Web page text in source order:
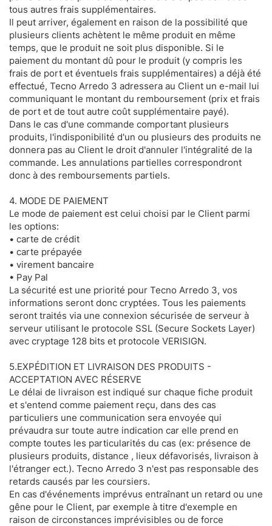
tous autres frais supplémentaires.
Il peut arriver, également en raison de la possibilité que
plusieurs clients achètent le même produit en même
temps, que le produit ne soit plus disponible. Si le
paiement du montant dû pour le produit (y compris les
frais de port et éventuels frais supplémentaires) a déjà été
effectué, Tecno Arredo 3 adressera au Client un e-mail lui
communiquant le montant du remboursement (prix et frais
de port et de tout autre coût supplémentaire payé).
Dans le cas d'une commande comportant plusieurs
produits, l'indisponibilité d'un ou plusieurs des produits ne
donnera pas au Client le droit d'annuler l'intégralité de la
commande. Les annulations partielles correspondront
donc à des remboursements partiels.
4. MODE DE PAIEMENT
Le mode de paiement est celui choisi par le Client parmi
les options:
• carte de crédit
• carte prépayée
• virement bancaire
• Pay Pal
La sécurité est une priorité pour Tecno Arredo 3, vos
informations seront donc cryptées. Tous les paiements
seront traités via une connexion sécurisée de serveur à
serveur utilisant le protocole SSL (Secure Sockets Layer)
avec cryptage 128 bits et protocole VERISIGN.
5.EXPÉDITION ET LIVRAISON DES PRODUITS -
ACCEPTATION AVEC RÉSERVE
Le délai de livraison est indiqué sur chaque fiche produit
et s'entend comme paiement reçu, dans des cas
particuliers une communication sera envoyée qui
prévaudra sur toute autre indication car elle prend en
compte toutes les particularités du cas (ex: présence de
plusieurs produits, distance , lieux défavorisés, livraison à
l'étranger ect.). Tecno Arredo 3 n'est pas responsable des
retards causés par les coursiers.
En cas d'événements imprévus entraînant un retard ou une
gêne pour le Client, par exemple à titre d'exemple en
raison de circonstances imprévisibles ou de force